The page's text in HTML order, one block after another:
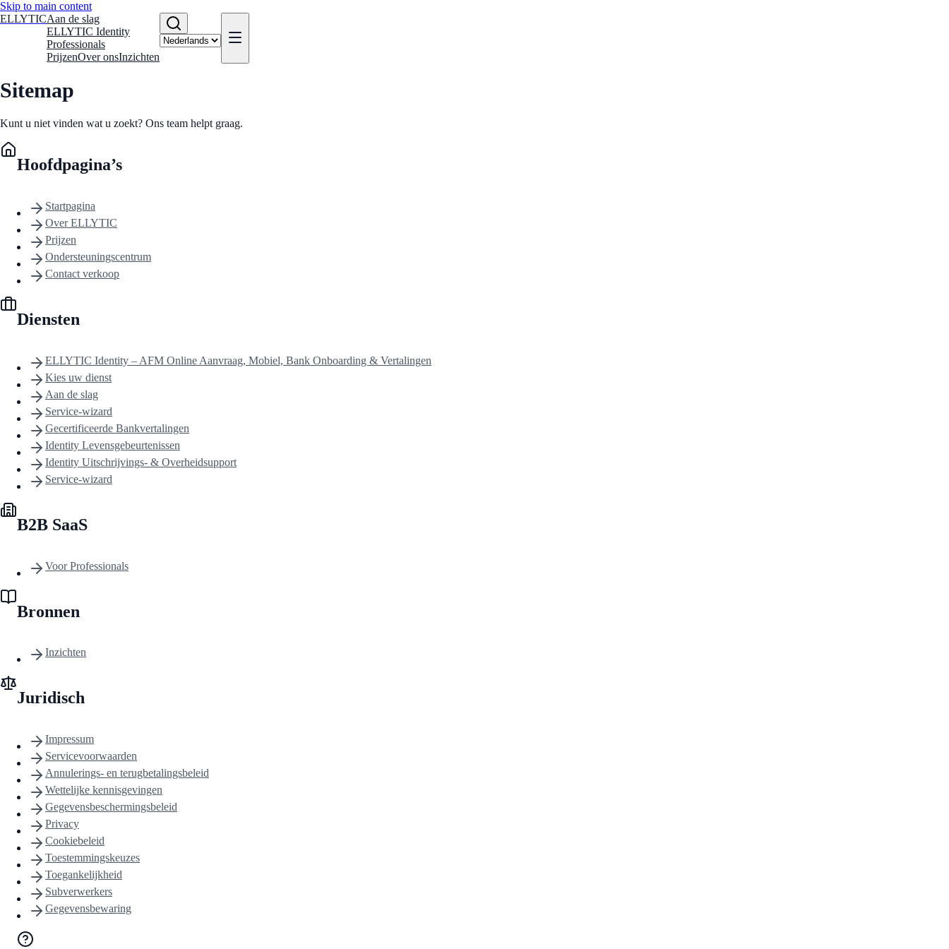
Skip to main content
ELLYTICAan de slag
ELLYTIC Identity
Professionals
PrijzenOver onsInzichten
Sitemap
Kunt u niet vinden wat u zoekt? Ons team helpt graag.
Hoofdpagina’s
Startpagina
Over ELLYTIC
Prijzen
Ondersteuningscentrum
Contact verkoop
Diensten
ELLYTIC Identity – AFM Online Aanvraag, Mobiel, Bank Onboarding & Vertalingen
Kies uw dienst
Aan de slag
Service-wizard
Gecertificeerde Bankvertalingen
Identity Levensgebeurtenissen
Identity Uitschrijvings- & Overheidsupport
Service-wizard
B2B SaaS
Voor Professionals
Bronnen
Inzichten
Juridisch
Impressum
Servicevoorwaarden
Annulerings- en terugbetalingsbeleid
Wettelijke kennisgevingen
Gegevensbeschermingsbeleid
Privacy
Cookiebeleid
Toestemmingskeuzes
Toegankelijkheid
Subverwerkers
Gegevensbewaring